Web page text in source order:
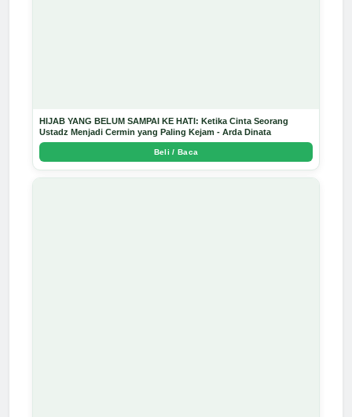
HIJAB YANG BELUM SAMPAI KE HATI: Ketika Cinta Seorang
Ustadz Menjadi Cermin yang Paling Kejam - Arda Dinata
Beli / Baca